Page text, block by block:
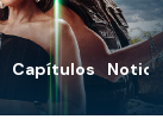
Capítulos